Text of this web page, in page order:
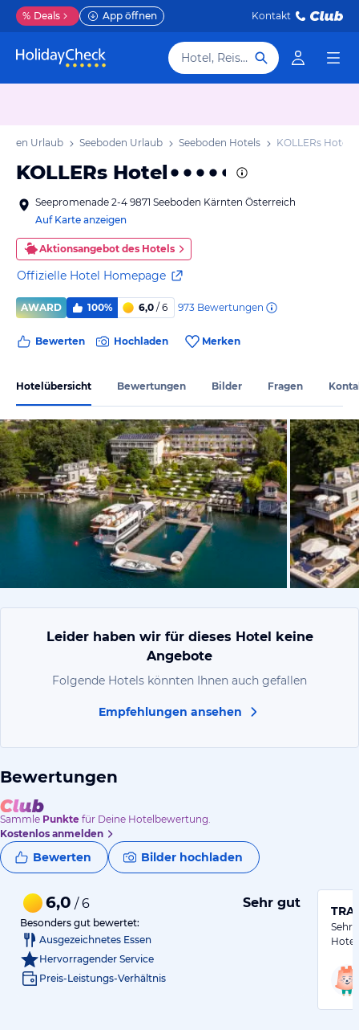
% Deals App öffnen Kontakt
Hotel, Reiseziel
Urlaub Seeboden Urlaub Seeboden Hotels KOLLERs Hotel
KOLLERs Hotel
Seepromenade 2-4 9871 Seeboden Kärnten Österreich
Auf Karte anzeigen
Aktionsangebot des Hotels
Offizielle Hotel Homepage
AWARD 100% 6,0 / 6 973 Bewertungen
Bewerten Hochladen Merken
Hotelübersicht Bewertungen Bilder Fragen
vom
Leider haben wir für dieses Hotel keine
Angebote
Folgende Hotels könnten Ihnen auch gefallen
Empfehlungen ansehen
Bewertungen
Sammle Punkte für Deine Hotelbewertung.
Kostenlos anmelden
Bewerten Bilder hochladen
6,0 / 6 Sehr gut
Besonders gut bewertet:
Ausgezeichnetes Essen
Hervorragender Service
Preis-Leistungs-Verhältnis
Sehr